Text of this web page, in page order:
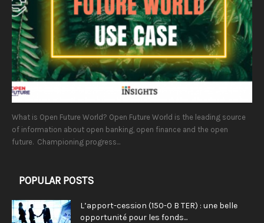
What is Open Future World? Open Future World is the leading source
of information about open banking, open finance and the open
future. Championing progress...
POPULAR POSTS
L’apport-cession (150-0 B TER) : une belle
opportunité pour les fonds...